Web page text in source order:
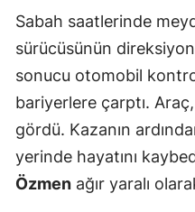
Sabah saatlerinde
sürücüsünün
sonucu otomobil
bariyerlere çarptı.
gördü. Kazanın
yerinde hayatını
Özmen ağır yaralı